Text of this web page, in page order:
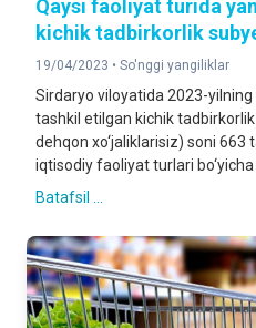
Qaysi faoliyat turida
kichik tadbirkorlik
19/04/2023 • So'nggi yangiliklar
Sirdaryo viloyatida 2023-
tashkil etilgan kichik
dehqon xo‘jaliklarisiz) soni 663
iqtisodiy faoliyat turlari
Batafsil ...